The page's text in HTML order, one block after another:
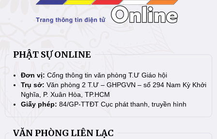
PHẬT SỰ ONLINE
Đơn vị: Cổng thông tin văn phòng T.Ư Giáo hội
Trụ sở: Văn phòng 2 T.Ư – GHPGVN – số 294 Nam Kỳ Khởi
Nghĩa, P. Xuân Hòa, TP.HCM
Giấy phép: 84/GP-TTĐT Cục phát thanh, truyền hình
VĂN PHÒNG LIÊN LẠC